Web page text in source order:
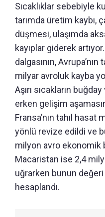
Sıcaklıklar sebebiyle
tarımda üretim kaybı,
düşmesi, ulaşımda
kayıplar giderek
dalgasının, Avrupa’nın
milyar avroluk kayba
Aşırı sıcakların
erken gelişim
Fransa’nın tahıl hasat
yönlü revize edildi ve
milyon avro ekonomik
Macaristan ise 2,4
uğrarken bunun
hesaplandı.